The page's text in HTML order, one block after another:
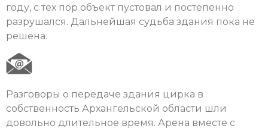
году, с тех пор объект пустовал и постепенно
разрушался. Дальнейшая судьба здания пока не
решена.
Разговоры о передаче здания цирка в
собственность Архангельской области шли
довольно длительное время. Арена вместе с